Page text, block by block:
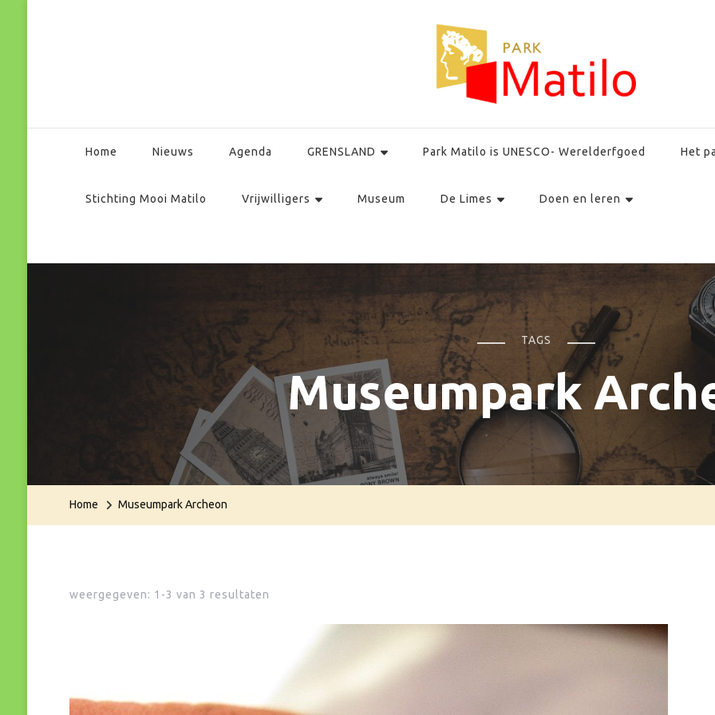
Home Nieuws Agenda GRENSLAND Park Matilo is UNESCO- Werelderfgoed Het
Stichting Mooi Matilo Vrijwilligers Museum De Limes Doen en leren
TAGS
Museumpark
Home Museumpark Archeon
weergegeven: 1-3 van 3 resultaten